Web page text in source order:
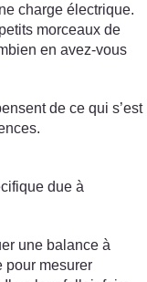
charge électrique.
morceaux de
en avez-vous
de ce qui s’est
due à
une balance à
pour mesurer